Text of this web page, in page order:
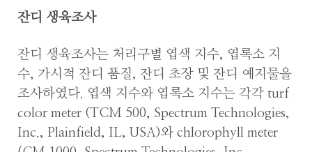
잔디 생육조사
잔디 생육조사는 처리구별 엽색 지수, 엽록소 지
수, 가시적 잔디 품질, 잔디 초장 및 잔디 예지물을
조사하였다. 엽색 지수와 엽록소 지수는 각각 turf
color meter (TCM 500, Spectrum Technologies,
Inc., Plainfield, IL, USA)와 chlorophyll meter